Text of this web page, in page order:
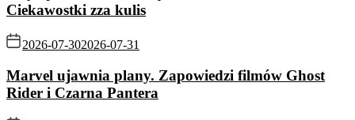
Ciekawostki zza kulis
2026-07-302026-07-31
Marvel ujawnia plany. Zapowiedzi filmów Ghost
Rider i Czarna Pantera